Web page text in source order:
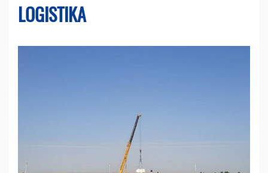
LOGISTIKA